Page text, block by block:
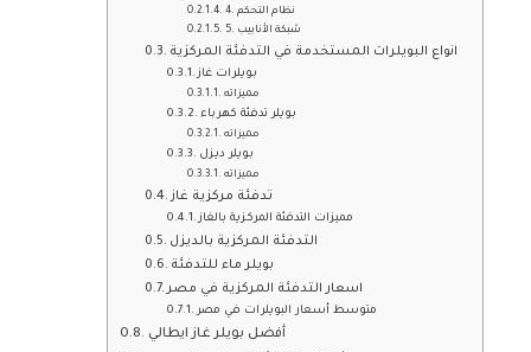
4. نظام التحكم
5. شبكة الأنابيب
انواع البويلرات المستخدمة في التدفئة المركزية
بويلرات غاز
مميزاته
بويلر تدفئة كهرباء
مميزاته
بويلر ديزل
مميزاته
تدفئة مركزية غاز
مميزات التدفئة المركزية بالغاز
التدفئة المركزية بالديزل
بويلر ماء للتدفئة
اسعار التدفئة المركزية في مصر
متوسط أسعار البويلرات في مصر
أفضل بويلر غاز ايطالي